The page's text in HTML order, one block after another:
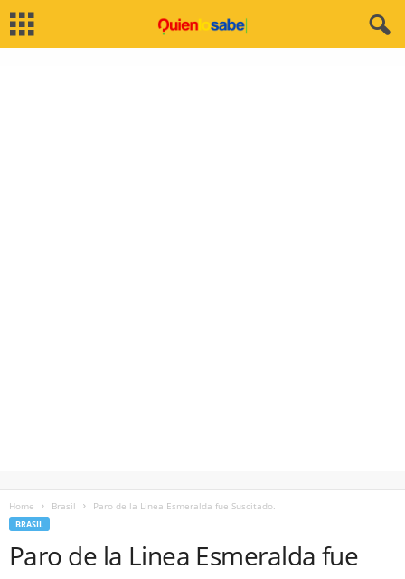
Home Brasil Paro de la Linea Esmeralda fue Suscitado.
BRASIL
Paro de la Linea Esmeralda fue